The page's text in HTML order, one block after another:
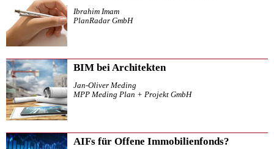
Ibrahim Imam
PlanRadar GmbH
BIM bei Architekten
Jan-Oliver Meding
MPP Meding Plan + Projekt GmbH
AIFs für Offene Immobilienfonds?